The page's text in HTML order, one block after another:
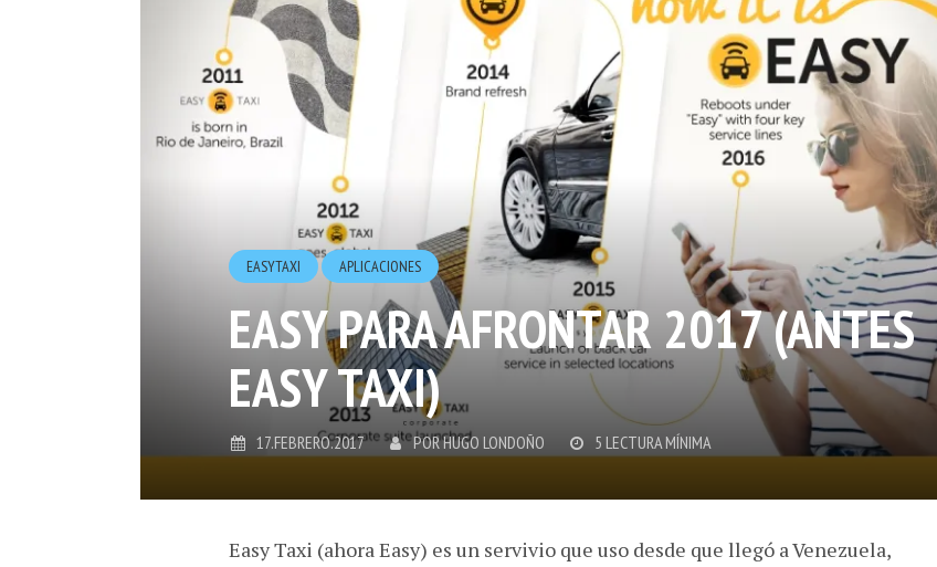
EASYTAXI APLICACIONES
EASY PARA AFRONTAR 2017 (ANTES
EASY TAXI)
17.FEBRERO.2017 PORHUGO LONDOÑO 5 LECTURA MÍNIMA
Easy Taxi (ahora Easy) es un servivio que uso desde que llegó a Venezuela,